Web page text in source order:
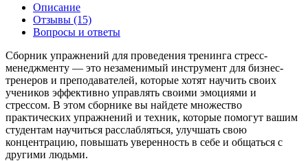
Описание
Отзывы (15)
Вопросы и ответы
Сборник упражнений для проведения тренинга стресс-
менеджменту — это незаменимый инструмент для бизнес-
тренеров и преподавателей, которые хотят научить своих
учеников эффективно управлять своими эмоциями и
стрессом. В этом сборнике вы найдете множество
практических упражнений и техник, которые помогут вашим
студентам научиться расслабляться, улучшать свою
концентрацию, повышать уверенность в себе и общаться с
другими людьми.